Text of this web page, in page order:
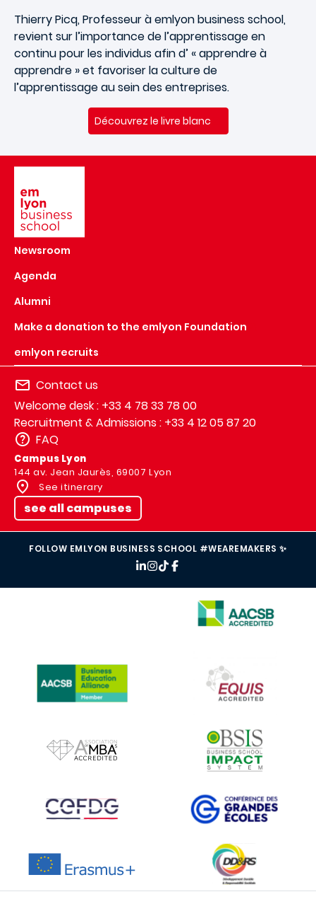
Thierry Picq, Professeur à emlyon business school,
revient sur l’importance de l’apprentissage en
continu pour les individus afin d’ « apprendre à
apprendre » et favoriser la culture de
l’apprentissage au sein des entreprises.
Découvrez le livre blanc
Newsroom
Agenda
Alumni
Make a donation to the emlyon Foundation
emlyon recruits
Contact us
Welcome desk : +33 4 78 33 78 00
Recruitment & Admissions : +33 4 12 05 87 20
FAQ
Campus Lyon
144 av. Jean Jaurès, 69007 Lyon
See itinerary
see all campuses
FOLLOW EMLYON BUSINESS SCHOOL #WEAREMAKERS ✨
IMAGE
IMAGE
IMAGE
IMAGE IMAGE